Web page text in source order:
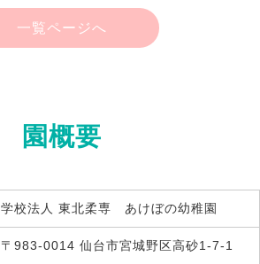
一覧ページへ
園概要
学校法人 東北柔専 あけぼの幼稚園
〒983-0014 仙台市宮城野区高砂1-7-1